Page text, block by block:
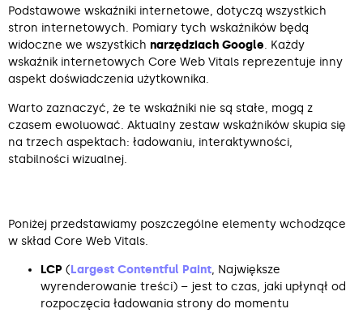
Podstawowe wskaźniki internetowe, dotyczą wszystkich
stron internetowych. Pomiary tych wskaźników będą
widoczne we wszystkich narzędziach Google. Każdy
wskaźnik internetowych Core Web Vitals reprezentuje inny
aspekt doświadczenia użytkownika.
Warto zaznaczyć, że te wskaźniki nie są stałe, mogą z
czasem ewoluować. Aktualny zestaw wskaźników skupia się
na trzech aspektach: ładowaniu, interaktywności,
stabilności wizualnej.
Poniżej przedstawiamy poszczególne elementy wchodzące
w skład Core Web Vitals.
LCP (Largest Contentful Paint, Największe
wyrenderowanie treści) – jest to czas, jaki upłynął od
rozpoczęcia ładowania strony do momentu